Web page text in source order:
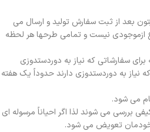
بعد از ثبت سفارش تولید و ارسال می
ازموجودی نیست و تمامی طرحها هر لحظه
سفارشاتی که نیاز به دوردستدوزی
که نیاز به دوردستدوزی دارند حدوداً یک هفته
می شود.
بررسی می شوند لذا اگر احیاناً مرسوله ای
خودمان تعویض می شود.